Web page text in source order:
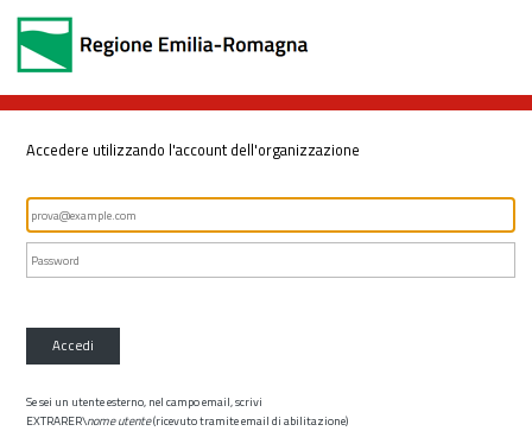
Accedere utilizzando l'account dell'organizzazione
Accedi
Se sei un utente esterno, nel campo email, scrivi
EXTRARER\nome utente(ricevuto tramite email di abilitazione)